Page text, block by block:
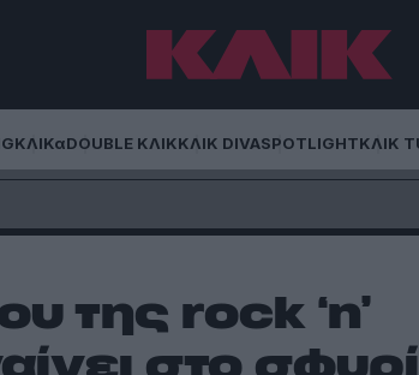
ΚΛΙΚαDOUBLE ΚΛΙΚΚΛΙΚ DIVASPOTLIGHTΚΛΙΚ
της rock ‘n’